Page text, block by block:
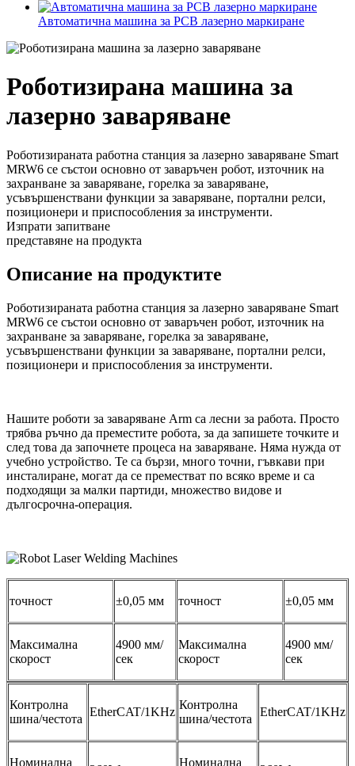
Автоматична машина за PCB лазерно маркиране
Роботизирана машина за
лазерно заваряване
Роботизираната работна станция за лазерно заваряване Smart
MRW6 се състои основно от заваръчен робот, източник на
захранване за заваряване, горелка за заваряване,
усъвършенствани функции за заваряване, портални релси,
позиционери и приспособления за инструменти.
Изпрати запитване
представяне на продукта
Описание на продуктите
Роботизираната работна станция за лазерно заваряване Smart
MRW6 се състои основно от заваръчен робот, източник на
захранване за заваряване, горелка за заваряване,
усъвършенствани функции за заваряване, портални релси,
позиционери и приспособления за инструменти.
Нашите роботи за заваряване Arm са лесни за работа. Просто
трябва ръчно да преместите робота, за да запишете точките и
след това да започнете процеса на заваряване. Няма нужда от
учебно устройство. Те са бързи, много точни, гъвкави при
инсталиране, могат да се преместват по всяко време и са
подходящи за малки партиди, множество видове и
дългосрочна-операция.
точност ±0,05 мм точност ±0,05 мм
Максимална
скорост
4900 мм/
сек
Максимална
скорост
4900 мм/
сек
Контролна
шина/честота
EtherCAT/1KHz
Контролна
шина/честота
EtherCAT/1KHz
Номинална Номинална